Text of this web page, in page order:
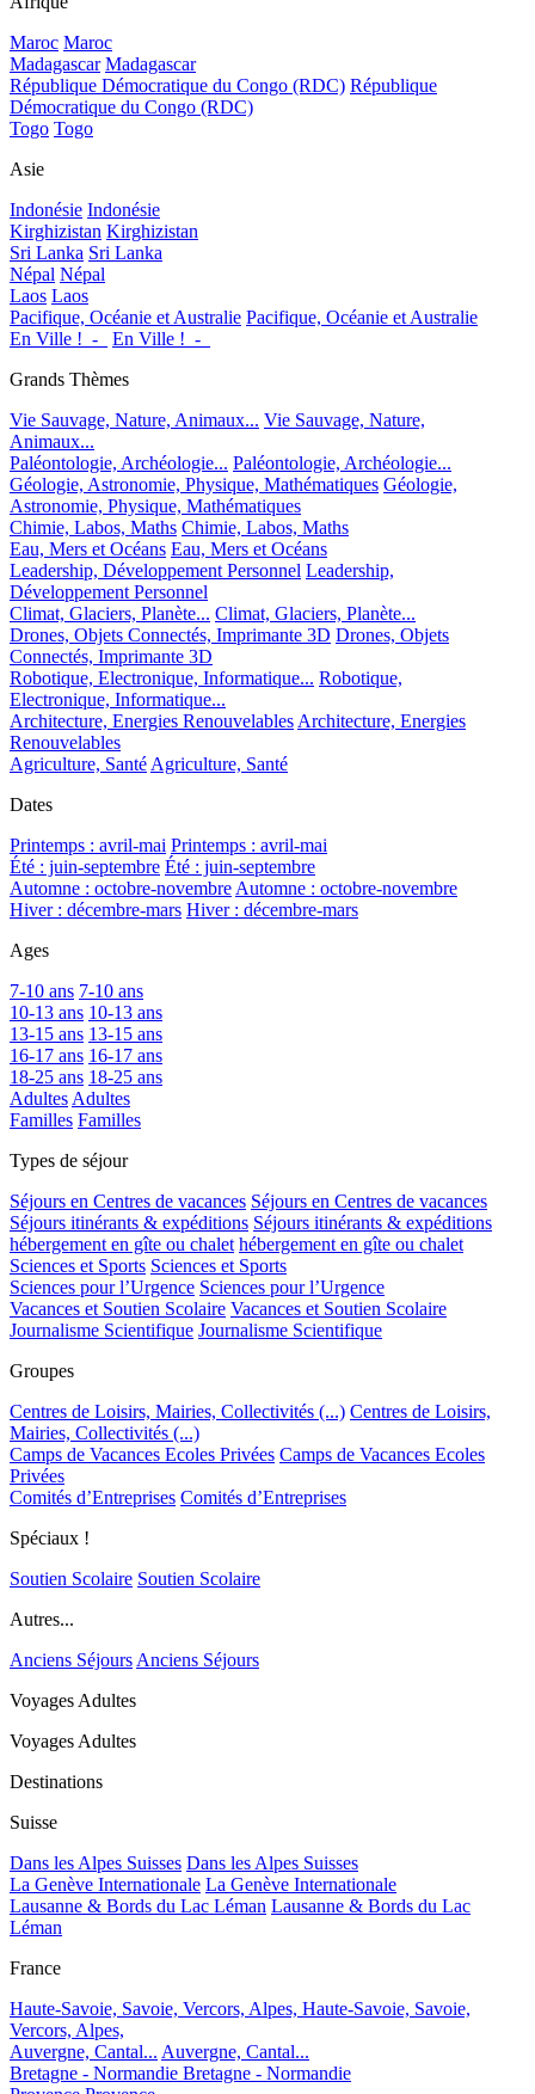
Maroc Maroc
Madagascar Madagascar
République Démocratique du Congo (RDC) République
Démocratique du Congo (RDC)
Togo Togo
Asie
Indonésie Indonésie
Kirghizistan Kirghizistan
Sri Lanka Sri Lanka
Népal Népal
Laos Laos
Pacifique, Océanie et Australie Pacifique, Océanie et Australie
En Ville !_-_
En Ville !_-_
Grands Thèmes
Vie Sauvage, Nature, Animaux... Vie Sauvage, Nature,
Animaux...
Paléontologie, Archéologie... Paléontologie, Archéologie...
Géologie, Astronomie, Physique, Mathématiques Géologie,
Astronomie, Physique, Mathématiques
Chimie, Labos, Maths Chimie, Labos, Maths
Eau, Mers et Océans Eau, Mers et Océans
Leadership, Développement Personnel Leadership,
Développement Personnel
Climat, Glaciers, Planète... Climat, Glaciers, Planète...
Drones, Objets Connectés, Imprimante 3D Drones, Objets
Connectés, Imprimante 3D
Robotique, Electronique, Informatique... Robotique,
Electronique, Informatique...
Architecture, Energies Renouvelables Architecture, Energies
Renouvelables
Agriculture, Santé Agriculture, Santé
Dates
Printemps : avril-mai Printemps : avril-mai
Été : juin-septembre Été : juin-septembre
Automne : octobre-novembre Automne : octobre-novembre
Hiver : décembre-mars Hiver : décembre-mars
Ages
7-10 ans 7-10 ans
10-13 ans 10-13 ans
13-15 ans 13-15 ans
16-17 ans 16-17 ans
18-25 ans 18-25 ans
Adultes Adultes
Familles Familles
Types de séjour
Séjours en Centres de vacances Séjours en Centres de vacances
Séjours itinérants & expéditions Séjours itinérants & expéditions
hébergement en gîte ou chalet hébergement en gîte ou chalet
Sciences et Sports Sciences et Sports
Sciences pour l’Urgence Sciences pour l’Urgence
Vacances et Soutien Scolaire Vacances et Soutien Scolaire
Journalisme Scientifique Journalisme Scientifique
Groupes
Centres de Loisirs, Mairies, Collectivités (...) Centres de Loisirs,
Mairies, Collectivités (...)
Camps de Vacances Ecoles Privées Camps de Vacances Ecoles
Privées
Comités d’Entreprises Comités d’Entreprises
Spéciaux !
Soutien Scolaire Soutien Scolaire
Autres...
Anciens Séjours Anciens Séjours
Voyages Adultes
Voyages Adultes
Destinations
Suisse
Dans les Alpes Suisses Dans les Alpes Suisses
La Genève Internationale La Genève Internationale
Lausanne & Bords du Lac Léman Lausanne & Bords du Lac
Léman
France
Haute-Savoie, Savoie, Vercors, Alpes, Haute-Savoie, Savoie,
Vercors, Alpes,
Auvergne, Cantal... Auvergne, Cantal...
Bretagne - Normandie Bretagne - Normandie